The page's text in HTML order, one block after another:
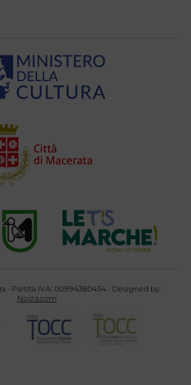
· Partita IVA: 00994380434 · Designed by:
Noiza.com